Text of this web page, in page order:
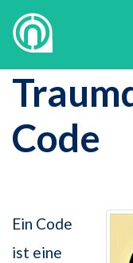
Code
Ein Code
ist eine